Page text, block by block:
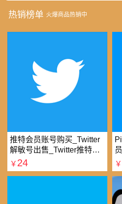
热销榜单 火爆商品热销中
推特会员账号购买_Twitter
解敏号出售_Twitter推特账
号购买批发平台
￥ 24
￥